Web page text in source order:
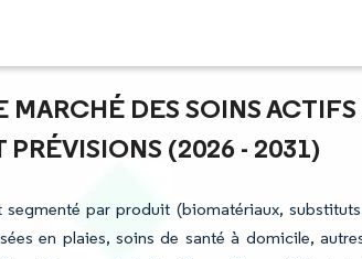
MARCHÉ DES SOINS
PRÉVISIONS (2026 - 2031)
par produit (biomatériaux,
en plaies, soins de santé à domicile,